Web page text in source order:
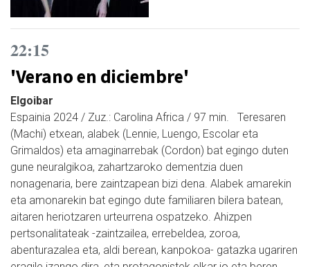
22:15
'Verano en diciembre'
Elgoibar
Espainia 2024 / Zuz.: Carolina Africa / 97 min. Teresaren
(Machi) etxean, alabek (Lennie, Luengo, Escolar eta
Grimaldos) eta amaginarrebak (Cordon) bat egingo duten
gune neuralgikoa, zahartzaroko dementzia duen
nonagenaria, bere zaintzapean bizi dena. Alabek amarekin
eta amonarekin bat egingo dute familiaren bilera batean,
aitaren heriotzaren urteurrena ospatzeko. Ahizpen
pertsonalitateak -zaintzailea, errebeldea, zoroa,
abenturazalea eta, aldi berean, kanpokoa- gatazka ugariren